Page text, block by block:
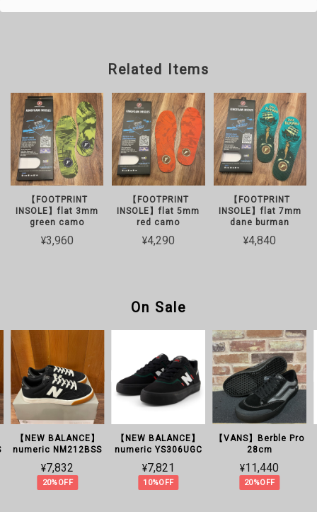
Related Items
【FOOTPRINT
INSOLE】flat 3mm
green camo
¥3,960
【FOOTPRINT
INSOLE】flat 5mm
red camo
¥4,290
【FOOTPRINT
INSOLE】flat 7mm
dane burman
¥4,840
On Sale
【NEW BALANCE】
numeric NM212BSS
¥7,832
20%OFF
【NEW BALANCE】
numeric YS306UGC
¥7,821
10%OFF
【VANS】Berble Pro
28cm
¥11,440
20%OFF